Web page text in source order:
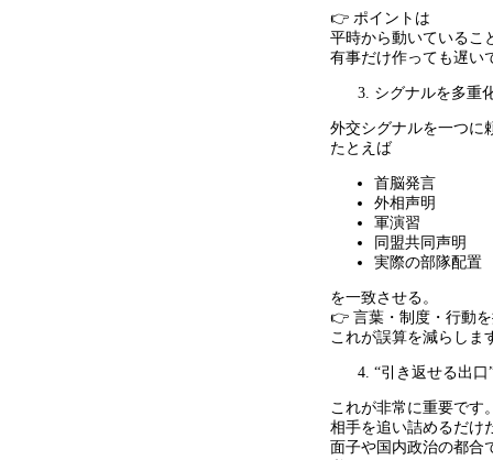
👉 ポイントは
平時から動いているこ
有事だけ作っても遅い
シグナルを多重
外交シグナルを一つに
たとえば
首脳発言
外相声明
軍演習
同盟共同声明
実際の部隊配置
を一致させる。
👉 言葉・制度・行動
これが誤算を減らしま
“引き返せる出口
これが非常に重要です
相手を追い詰めるだけ
面子や国内政治の都合